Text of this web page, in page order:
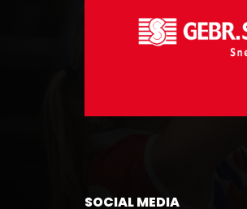
SOCIAL MEDIA